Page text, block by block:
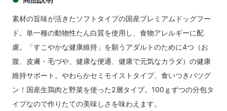
素材の旨味が活きたソフトタイプの国産プレミアムドッグフー
ド。単一種の動物性たん白質を使用し、食物アレルギーに配
慮。「すこやかな健康維持」を願うアダルトのために4つ（お
腹、皮膚・毛づや、健康な便通、健康で元気なカラダ）の健康
維持サポート。やわらかセミモイストタイプ、食いつきバツグ
ン！国産生鶏肉と野菜を使った2層タイプ。100ｇずつの分包タ
イプなので作りたての美味しさを味わえます。